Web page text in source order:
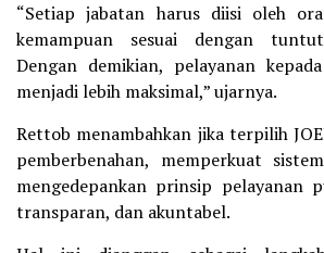
“Setiap jabatan harus diisi oleh
kemampuan sesuai dengan
Dengan demikian, pelayanan
menjadi lebih maksimal,” ujarnya.
Rettob menambahkan jika terpilih
pemberbenahan, memperkuat
mengedepankan prinsip pelayanan
transparan, dan akuntabel.